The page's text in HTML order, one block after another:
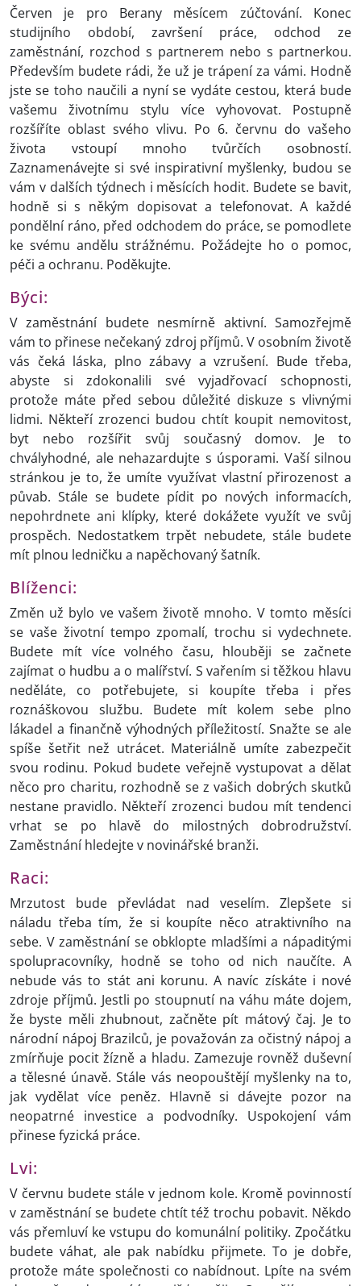
Červen je pro Berany měsícem zúčtování. Konec
studijního období, završení práce, odchod ze
zaměstnání, rozchod s partnerem nebo s partnerkou.
Především budete rádi, že už je trápení za vámi. Hodně
jste se toho naučili a nyní se vydáte cestou, která bude
vašemu životnímu stylu více vyhovovat. Postupně
rozšíříte oblast svého vlivu. Po 6. červnu do vašeho
života vstoupí mnoho tvůrčích osobností.
Zaznamenávejte si své inspirativní myšlenky, budou se
vám v dalších týdnech i měsících hodit. Budete se bavit,
hodně si s někým dopisovat a telefonovat. A každé
pondělní ráno, před odchodem do práce, se pomodlete
ke svému andělu strážnému. Požádejte ho o pomoc,
péči a ochranu. Poděkujte.
Býci:
V zaměstnání budete nesmírně aktivní. Samozřejmě
vám to přinese nečekaný zdroj příjmů. V osobním životě
vás čeká láska, plno zábavy a vzrušení. Bude třeba,
abyste si zdokonalili své vyjadřovací schopnosti,
protože máte před sebou důležité diskuze s vlivnými
lidmi. Někteří zrozenci budou chtít koupit nemovitost,
byt nebo rozšířit svůj současný domov. Je to
chvályhodné, ale nehazardujte s úsporami. Vaší silnou
stránkou je to, že umíte využívat vlastní přirozenost a
půvab. Stále se budete pídit po nových informacích,
nepohrdnete ani klípky, které dokážete využít ve svůj
prospěch. Nedostatkem trpět nebudete, stále budete
mít plnou ledničku a napěchovaný šatník.
Blíženci:
Změn už bylo ve vašem životě mnoho. V tomto měsíci
se vaše životní tempo zpomalí, trochu si vydechnete.
Budete mít více volného času, hlouběji se začnete
zajímat o hudbu a o malířství. S vařením si těžkou hlavu
neděláte, co potřebujete, si koupíte třeba i přes
roznáškovou službu. Budete mít kolem sebe plno
lákadel a finančně výhodných příležitostí. Snažte se ale
spíše šetřit než utrácet. Materiálně umíte zabezpečit
svou rodinu. Pokud budete veřejně vystupovat a dělat
něco pro charitu, rozhodně se z vašich dobrých skutků
nestane pravidlo. Někteří zrozenci budou mít tendenci
vrhat se po hlavě do milostných dobrodružství.
Zaměstnání hledejte v novinářské branži.
Raci:
Mrzutost bude převládat nad veselím. Zlepšete si
náladu třeba tím, že si koupíte něco atraktivního na
sebe. V zaměstnání se obklopte mladšími a nápaditými
spolupracovníky, hodně se toho od nich naučíte. A
nebude vás to stát ani korunu. A navíc získáte i nové
zdroje příjmů. Jestli po stoupnutí na váhu máte dojem,
že byste měli zhubnout, začněte pít mátový čaj. Je to
národní nápoj Brazilců, je považován za očistný nápoj a
zmírňuje pocit žízně a hladu. Zamezuje rovněž duševní
a tělesné únavě. Stále vás neopouštějí myšlenky na to,
jak vydělat více peněz. Hlavně si dávejte pozor na
neopatrné investice a podvodníky. Uspokojení vám
přinese fyzická práce.
Lvi:
V červnu budete stále v jednom kole. Kromě povinností
v zaměstnání se budete chtít též trochu pobavit. Někdo
vás přemluví ke vstupu do komunální politiky. Zpočátku
budete váhat, ale pak nabídku přijmete. To je dobře,
protože máte společnosti co nabídnout. Lpíte na svém